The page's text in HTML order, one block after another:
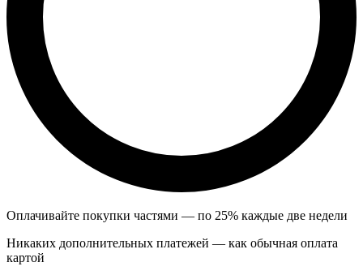
Оплачивайте покупки частями — по 25% каждые две недели
Никаких дополнительных платежей — как обычная оплата
картой